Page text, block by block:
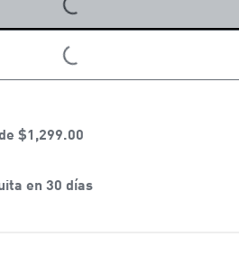
LOADING...
LOADING...
$1,299.00
en 30 días